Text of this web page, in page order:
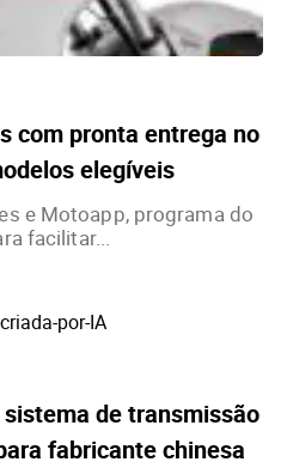
com pronta entrega no
elegíveis
e Motoapp, programa do
facilitar...
de transmissão
fabricante chinesa